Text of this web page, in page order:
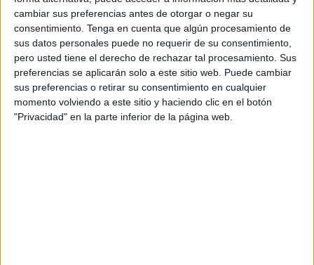
cambiar sus preferencias antes de otorgar o negar su
consentimiento. Tenga en cuenta que algún procesamiento de
sus datos personales puede no requerir de su consentimiento,
pero usted tiene el derecho de rechazar tal procesamiento. Sus
preferencias se aplicarán solo a este sitio web. Puede cambiar
sus preferencias o retirar su consentimiento en cualquier
momento volviendo a este sitio y haciendo clic en el botón
"Privacidad" en la parte inferior de la página web.